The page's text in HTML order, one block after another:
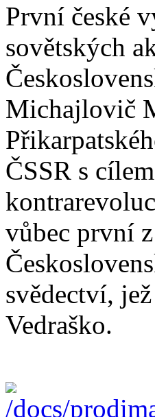
První české
sovětských
Michajlovič
ČSSR s
vůbec první
svědectví,
Vedraško.